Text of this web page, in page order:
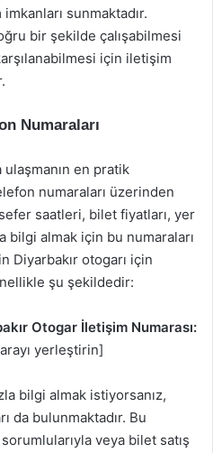
sunmaktadır.
bir şekilde çalışabilmesi
için iletişim
Numaraları
ulaşmanın en pratik
numaraları üzerinden
saatleri, bilet fiyatları, yer
bilgi almak için bu numaraları
Diyarbakır otogarı için
şu şekildedir:
Otogar İletişim Numarası:
yerleştirin]
bilgi almak istiyorsanız,
da bulunmaktadır. Bu
veya bilet satış